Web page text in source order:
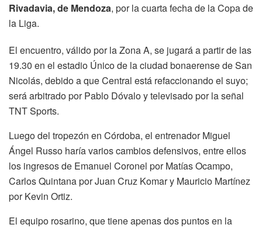
Rivadavia, de Mendoza, por la cuarta fecha de la Copa de
la Liga.
El encuentro, válido por la Zona A, se jugará a partir de las
19.30 en el estadio Único de la ciudad bonaerense de San
Nicolás, debido a que Central está refaccionando el suyo;
será arbitrado por Pablo Dóvalo y televisado por la señal
TNT Sports.
Luego del tropezón en Córdoba, el entrenador Miguel
Ángel Russo haría varios cambios defensivos, entre ellos
los ingresos de Emanuel Coronel por Matías Ocampo,
Carlos Quintana por Juan Cruz Komar y Mauricio Martínez
por Kevin Ortiz.
El equipo rosarino, que tiene apenas dos puntos en la